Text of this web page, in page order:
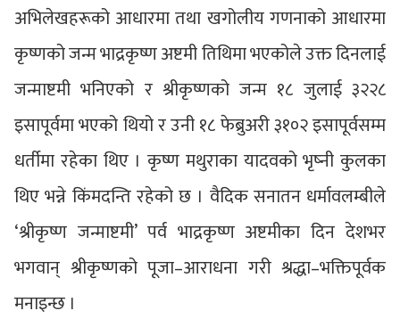
अभिलेखहरूको आधारमा तथा खगोलीय गणनाको आधारमा
कृष्णको जन्म भाद्रकृष्ण अष्टमी तिथिमा भएकोले उक्त दिनलाई
जन्माष्टमी भनिएको र श्रीकृष्णको जन्म १८ जुलाई ३२२८
इसापूर्वमा भएको थियो र उनी १८ फेब्रुअरी ३१०२ इसापूर्वसम्म
धर्तीमा रहेका थिए । कृष्ण मथुराका यादवको भृष्नी कुलका
थिए भन्ने किंमदन्ति रहेको छ । वैदिक सनातन धर्मावलम्बीले
‘श्रीकृष्ण जन्माष्टमी’ पर्व भाद्रकृष्ण अष्टमीका दिन देशभर
भगवान् श्रीकृष्णको पूजा–आराधना गरी श्रद्धा–भक्तिपूर्वक
मनाइन्छ ।